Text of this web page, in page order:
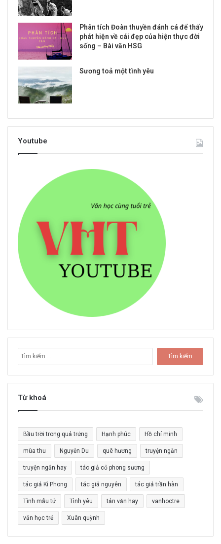
Phân tích Đoàn thuyền đánh cá để thấy
phát hiện về cái đẹp của hiện thực đời
sống – Bài văn HSG
Sương toả một tình yêu
Youtube
m
k
c
h
o
:
Từ khoá
Bầu trời trong quả trứng Hạnh phúc Hồ chí minh
mùa thu Nguyễn Du quê hương truyện ngắn
truyện ngắn hay tác giả cỏ phong sương
tác giả Kì Phong tác giả nguyên tác giả trần hàn
Tình mẫu tử Tình yêu tản văn hay vanhoctre
văn học trẻ Xuân quỳnh